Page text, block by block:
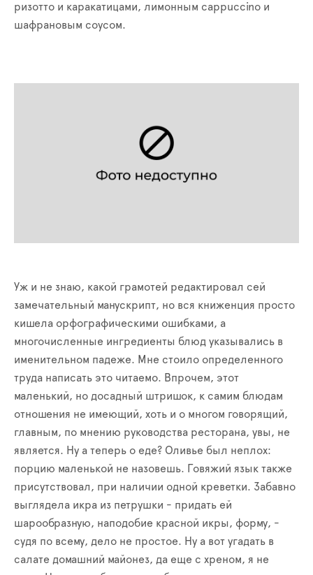
ризотто и каракатицами, лимонным cappuccino и
шафрановым соусом.
Уж и не знаю, какой грамотей редактировал сей
замечательный манускрипт, но вся книженция просто
кишела орфографическими ошибками, а
многочисленные ингредиенты блюд указывались в
именительном падеже. Мне стоило определенного
труда написать это читаемо. Впрочем, этот
маленький, но досадный штришок, к самим блюдам
отношения не имеющий, хоть и о многом говорящий,
главным, по мнению руководства ресторана, увы, не
является. Ну а теперь о еде? Оливье был неплох:
порцию маленькой не назовешь. Говяжий язык также
присутствовал, при наличии одной креветки. Забавно
выглядела икра из петрушки - придать ей
шарообразную, наподобие красной икры, форму, -
судя по всему, дело не простое. Ну а вот угадать в
салате домашний майонез, да еще с хреном, я не